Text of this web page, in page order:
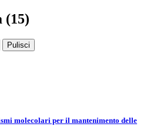
(15)
Pulisci
molecolari per il mantenimento delle